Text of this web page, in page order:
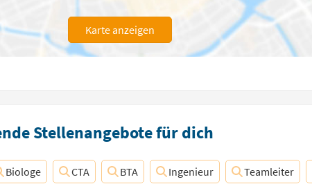
Karte anzeigen
Stellenangebote für dich
Biologe CTA BTA Ingenieur Teamleiter